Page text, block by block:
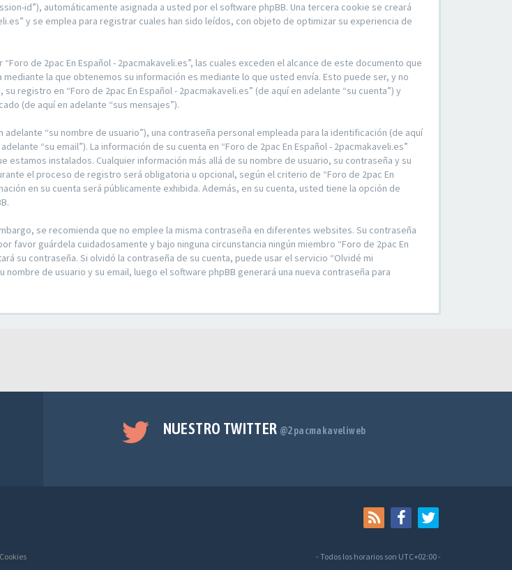
id”), automáticamente asignada a usted por el software phpBB. Una tercera cookie se creará
y se emplea para registrar cuales han sido leídos, con objeto de optimizar su experiencia de
de 2pac En Español - 2pacmakaveli.es”, las cuales exceden el alcance de este documento que
la que obtenemos su información es mediante lo que usted envía. Esto puede ser, y no
registro en “Foro de 2pac En Español - 2pacmakaveli.es” (de aquí en adelante “su cuenta”) y
(de aquí en adelante “sus mensajes”).
“su nombre de usuario”), una contraseña personal empleada para la identificación (de aquí
“su email”). La información de su cuenta en “Foro de 2pac En Español - 2pacmakaveli.es”
instalados. Cualquier información más allá de su nombre de usuario, su contraseña y su
el proceso de registro será obligatoria u opcional, según el criterio de “Foro de 2pac En
en su cuenta será públicamente exhibida. Además, en su cuenta, usted tiene la opción de
se recomienda que no emplee la misma contraseña en diferentes websites. Su contraseña
favor guárdela cuidadosamente y bajo ninguna circunstancia ningún miembro “Foro de 2pac En
su contraseña. Si olvidó la contraseña de su cuenta, puede usar el servicio “Olvidé mi
de usuario y su email, luego el software phpBB generará una nueva contraseña para
NUESTRO TWITTER @2pacmakaveliweb
- Todos los horarios son UTC+02:00-